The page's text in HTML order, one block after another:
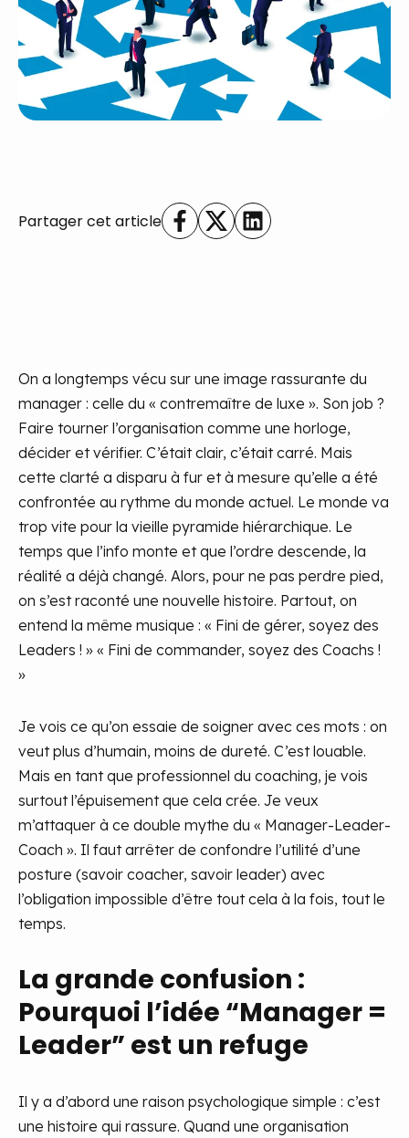
Partager cet article
On a longtemps vécu sur une image rassurante du
manager : celle du « contremaître de luxe ». Son job ?
Faire tourner l’organisation comme une horloge,
décider et vérifier. C’était clair, c’était carré. Mais
cette clarté a disparu à fur et à mesure qu’elle a été
confrontée au rythme du monde actuel. Le monde va
trop vite pour la vieille pyramide hiérarchique. Le
temps que l’info monte et que l’ordre descende, la
réalité a déjà changé. Alors, pour ne pas perdre pied,
on s’est raconté une nouvelle histoire. Partout, on
entend la même musique : « Fini de gérer, soyez des
Leaders ! » « Fini de commander, soyez des Coachs !
»
Je vois ce qu’on essaie de soigner avec ces mots : on
veut plus d’humain, moins de dureté. C’est louable.
Mais en tant que professionnel du coaching, je vois
surtout l’épuisement que cela crée. Je veux
m’attaquer à ce double mythe du « Manager-Leader-
Coach ». Il faut arrêter de confondre l’utilité d’une
posture (savoir coacher, savoir leader) avec
l’obligation impossible d’être tout cela à la fois, tout le
temps.
La grande confusion :
Pourquoi l’idée “Manager =
Leader” est un refuge
Il y a d’abord une raison psychologique simple : c’est
une histoire qui rassure. Quand une organisation